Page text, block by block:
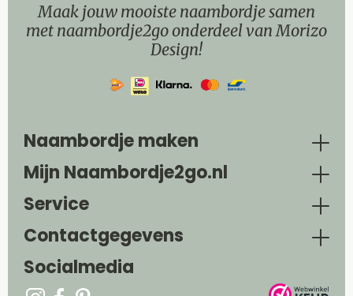
Maak jouw mooiste naambordje samen
met naambordje2go onderdeel van Morizo
Design!
Naambordje maken
Mijn Naambordje2go.nl
Service
Contactgegevens
Socialmedia